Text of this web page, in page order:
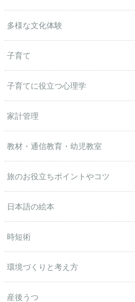
多様な文化体験
子育て
子育てに役立つ心理学
家計管理
教材・通信教育・幼児教室
旅のお役立ちポイントやコツ
日本語の絵本
時短術
環境づくりと考え方
産後うつ